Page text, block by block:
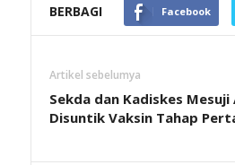
BERBAGI Facebook
Artikel sebelumya
Sekda dan Kadiskes Mesuji
Disuntik Vaksin Tahap